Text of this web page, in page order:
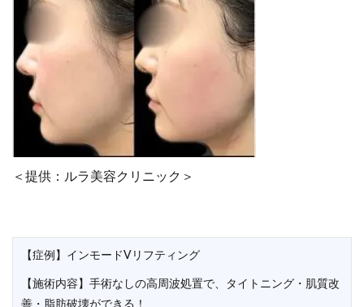
＜提供：ルラ美容クリニック＞
【症例】インモードVリフティング
【施術内容】手術なしの高周波処置で、タイトニング・肌質改
善・脂肪破壊ができる！